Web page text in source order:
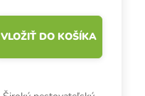
VLOŽIŤ DO KOŠÍKA